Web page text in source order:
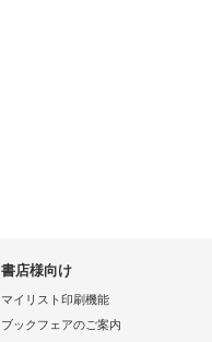
書店様向け
マイリスト印刷機能
ブックフェアのご案内